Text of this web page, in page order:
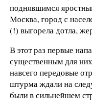
поднявшимся
Москва, город с
(!) выгорела дотла,
В этот раз первые
существенным для
навсего передовые
штурма ждали на
были в сильнейшем